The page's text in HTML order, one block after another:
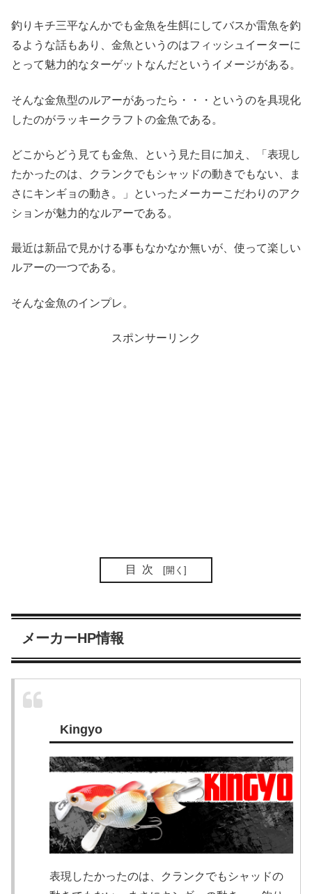
釣りキチ三平なんかでも金魚を生餌にしてバスか雷魚を釣
るような話もあり、金魚というのはフィッシュイーターに
とって魅力的なターゲットなんだというイメージがある。
そんな金魚型のルアーがあったら・・・というのを具現化
したのがラッキークラフトの金魚である。
どこからどう見ても金魚、という見た目に加え、「表現し
たかったのは、クランクでもシャッドの動きでもない、ま
さにキンギョの動き。」といったメーカーこだわりのアク
ションが魅力的なルアーである。
最近は新品で見かける事もなかなか無いが、使って楽しい
ルアーの一つである。
そんな金魚のインプレ。
スポンサーリンク
目次
メーカーHP情報
Kingyo
表現したかったのは、クランクでもシャッドの